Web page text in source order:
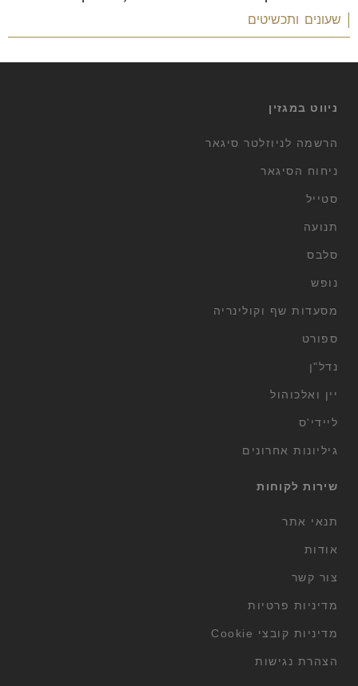
| שעונים ותכשיטים
ניווט במגזין
הרשמה לניוזלטר סיגאר
ניחוח הסיגאר
סטייל
תנועה
סלבס
נופש
מסעדות שף וקולינריה
ספורט
נדל"ן
יין ואלכוהול
ליידי'ס
גיליונות אחרונים
שירות לקוחות
תנאי אתר
אודות
צור קשר
מדיניות פרטיות
מדיניות קובצי Cookie
הצהרת נגישות